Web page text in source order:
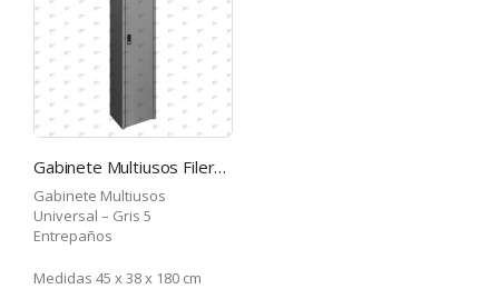
Gabinete Multiusos Filerk 1 Puerta GMU-GR
Gabinete Multiusos
Universal – Gris 5
Entrepaños
Medidas 45 x 38 x 180 cm